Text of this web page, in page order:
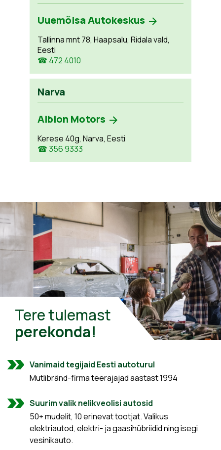
Uuemõisa Autokeskus
Tallinna mnt 78, Haapsalu, Ridala vald,
Eesti
☎ 472 4010
Narva
Albion Motors
Kerese 40g, Narva, Eesti
☎ 356 9333
Tere tulemast
perekonda!
Vanimaid tegijaid Eesti autoturul
Mutlibränd-firma teerajajad aastast 1994
Suurim valik nelikveolisi autosid
50+ mudelit, 10 erinevat tootjat. Valikus
elektriautod, elektri- ja gaasihübriidid ning isegi
vesinikauto.